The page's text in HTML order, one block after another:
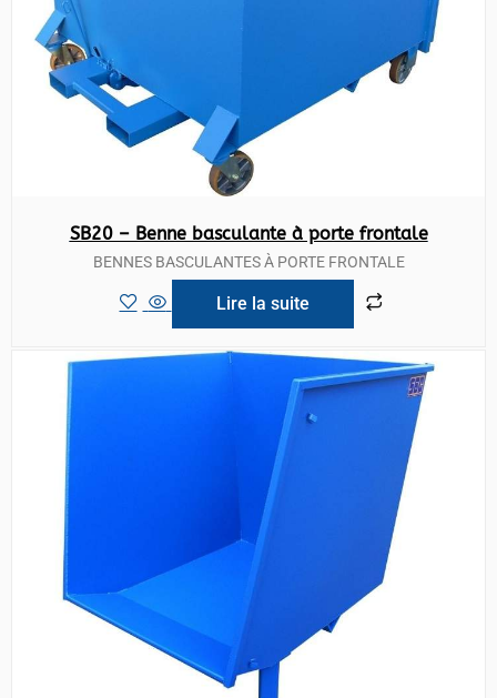
SB20 – Benne basculante à porte frontale
BENNES BASCULANTES À PORTE FRONTALE
Lire la suite